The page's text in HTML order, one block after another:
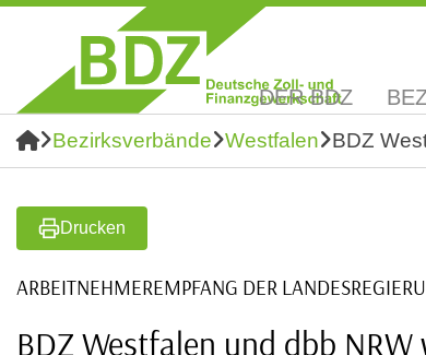
DER BDZ
Bezirksverbände Westfalen BDZ
Drucken
ARBEITNEHMEREMPFANG DER
BDZ Westfalen und dbb NRW